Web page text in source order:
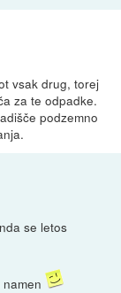
vsak drug, torej
za te odpadke.
podzemno
se letos